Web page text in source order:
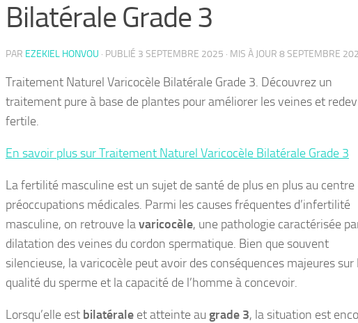
Bilatérale Grade 3
PAR EZEKIEL HONVOU · PUBLIÉ 3 SEPTEMBRE 2025 · MIS À JOUR 8 SEPTEMBRE
Traitement Naturel Varicocèle Bilatérale Grade 3. Découvrez un
traitement pure à base de plantes pour améliorer les veines et
fertile.
En savoir plus sur Traitement Naturel Varicocèle Bilatérale Grade 3
La fertilité masculine est un sujet de santé de plus en plus au centre
préoccupations médicales. Parmi les causes fréquentes d’infertilité
masculine, on retrouve lavaricocèle, une pathologie caractérisée
dilatation des veines du cordon spermatique. Bien que souvent
silencieuse, la varicocèle peut avoir des conséquences majeures sur
qualité du sperme et la capacité de l’homme à concevoir.
Lorsqu’elle est bilatérale et atteinte au grade 3, la situation est